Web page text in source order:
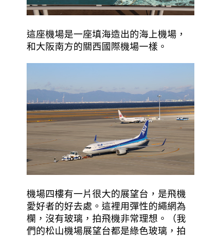
這座機場是一座填海造出的海上機場，
和大阪南方的關西國際機場一樣。
機場四樓有一片很大的展望台，是飛機
愛好者的好去處。這裡用彈性的繩網為
欄，沒有玻璃，拍飛機非常理想。（我
們的松山機場展望台都是綠色玻璃，拍